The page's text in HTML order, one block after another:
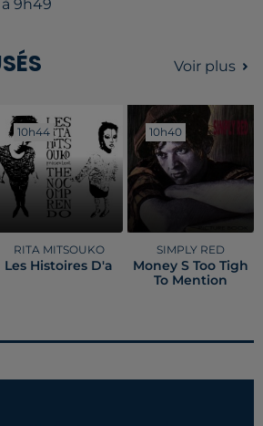
9h49
Voir plus
10h44
10h44
RITA MITSOUKO
Les Histoires D'a
10h40
10h40
SIMPLY RED
Money S Too Tigh
To Mention